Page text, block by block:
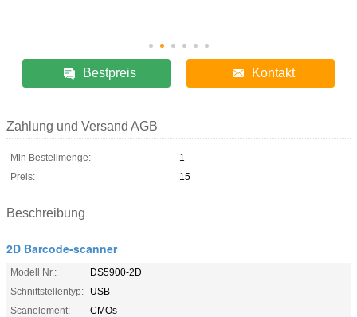
Bestpreis Kontakt
Zahlung und Versand AGB
Min Bestellmenge:
1
Preis:
15
Beschreibung
2D Barcode-scanner
Modell Nr.:
DS5900-2D
Schnittstellentyp:
USB
Scanelement:
CMOs